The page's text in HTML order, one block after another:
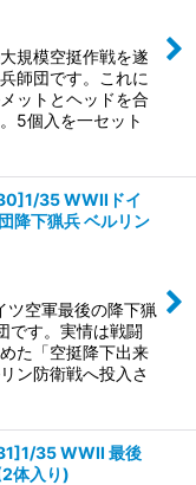
規模空挺作戦を遂
師団です。これに
ットとヘッドを合
5個入を一セット
35 WWIIドイ
降下猟兵 ベルリン
空軍最後の降下猟
です。実情は戦闘
た「空挺降下出来
ン防衛戦へ投入さ
35 WWII 最後
体入り)